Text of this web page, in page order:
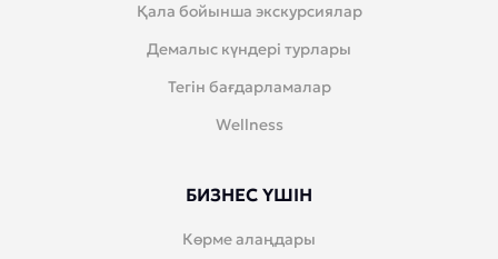
Қала бойынша экскурсиялар
Демалыс күндері турлары
Тегін бағдарламалар
Wellness
БИЗНЕС ҮШІН
Көрме алаңдары